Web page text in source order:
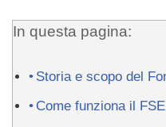
In questa pagina:
Storia e scopo del
Come funziona il FSE